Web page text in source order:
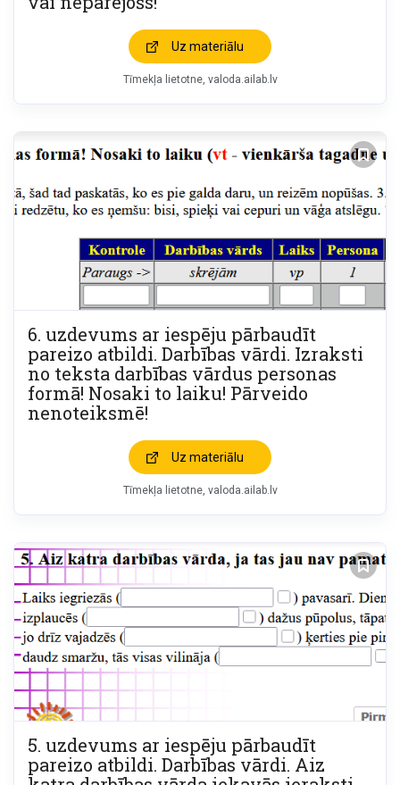
Uz materiālu
Tīmekļa lietotne valoda.ailab.lv
6. uzdevums ar iespēju pārbaudīt
pareizo atbildi. Darbības vārdi. Izraksti
no teksta darbības vārdus personas
formā! Nosaki to laiku! Pārveido
nenoteiksmē!
Uz materiālu
Tīmekļa lietotne valoda.ailab.lv
5. uzdevums ar iespēju pārbaudīt
pareizo atbildi. Darbības vārdi. Aiz